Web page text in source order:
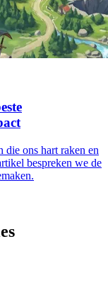
die ons hart raken en
bespreken we de